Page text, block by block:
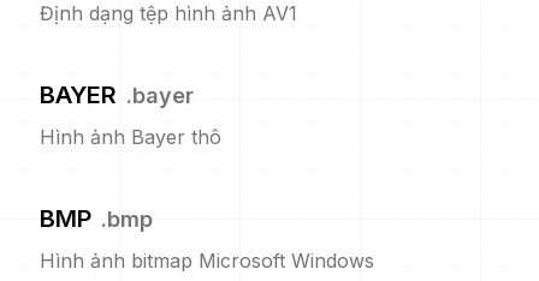
Định dạng tệp hình ảnh AV1
BAYER .bayer
Hình ảnh Bayer thô
BMP .bmp
Hình ảnh bitmap Microsoft Windows